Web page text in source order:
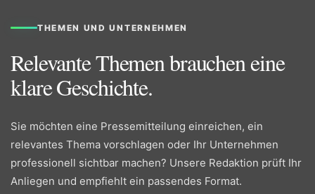
THEMEN UND UNTERNEHMEN
Relevante Themen brauchen eine
klare Geschichte.
Sie möchten eine Pressemitteilung einreichen, ein
relevantes Thema vorschlagen oder Ihr Unternehmen
professionell sichtbar machen? Unsere Redaktion prüft Ihr
Anliegen und empfiehlt ein passendes Format.